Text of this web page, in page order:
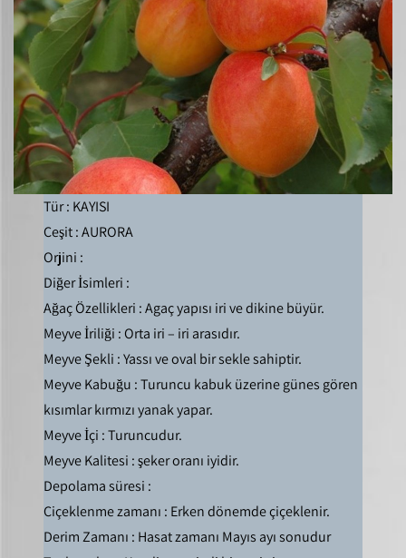
Tür : KAYISI
Çeşit : AURORA
Orjini :
Diğer İsimleri :
Ağaç Özellikleri : Agaç yapısı iri ve dikine büyür.
Meyve İriliği : Orta iri – iri arasıdır.
Meyve Şekli : Yassı ve oval bir sekle sahiptir.
Meyve Kabuğu : Turuncu kabuk üzerine günes gören
kısımlar kırmızı yanak yapar.
Meyve İçi : Turuncudur.
Meyve Kalitesi : şeker oranı iyidir.
Depolama süresi :
Çiçeklenme zamanı : Erken dönemde çiçeklenir.
Derim Zamanı : Hasat zamanı Mayıs ayı sonudur